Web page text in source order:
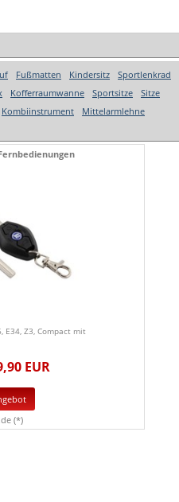
Fußmatten Kindersitz
Sportlenkrad
Kofferraumwanne Sportsitze
Sitze
Kombiinstrument
Mittelarmlehne
E34, Z3, Compact mit
EUR
(*)